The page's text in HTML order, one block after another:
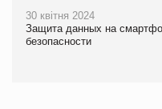
30 квітня 2024
Защита данных на
безопасности